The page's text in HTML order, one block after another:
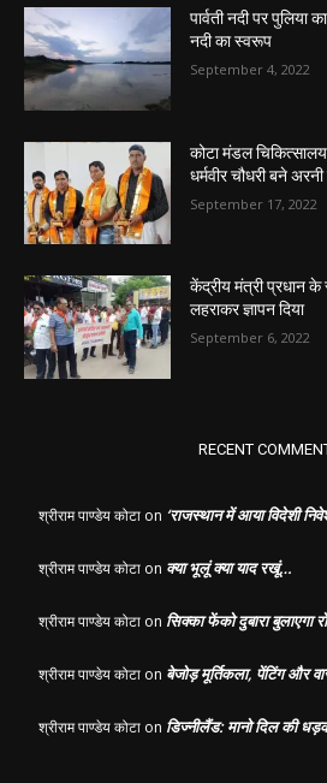
पार्वती नदी पर पुलिया
नदी का स्वरूप
September 4, 2022
कोटा मंडल
धर्मवीर चौधरी बने
September 17, 2022
केंद्रीय मंत्री प्रधान के
लहराकर ज्ञापन दिया
September 6, 2022
RECENT
श्रीराम पाण्डेय कोटा on ‘राजस्थान में आया विदेशी
श्रीराम पाण्डेय कोटा on क्या भूलूं क्या याद रखूं…
श्रीराम पाण्डेय कोटा on सिक्का फेंको दुबारा बुलाएगा
श्रीराम पाण्डेय कोटा on बेजोड़ मूर्तिकला, पेंटिंग और
श्रीराम पाण्डेय कोटा on डिज्नीलैंड: मानो दिल की